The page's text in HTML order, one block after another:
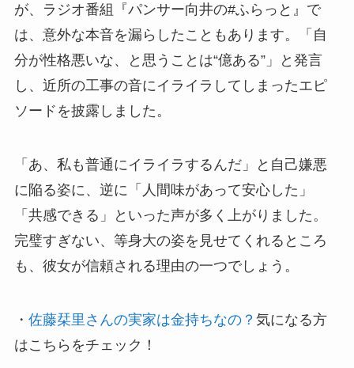
が、ラジオ番組『パンサー向井の#ふらっと』で
は、意外な本音を漏らしたこともあります。「自
分が性格悪いな、と思うことは“億ある”」と発言
し、近所の工事の音にイライラしてしまったエピ
ソードを披露しました。
「あ、私も普通にイライラするんだ」と自己嫌悪
に陥る姿に、逆に「人間味があって安心した」
「共感できる」といった声が多く上がりました。
完璧すぎない、等身大の姿を見せてくれるところ
も、彼女が信頼される理由の一つでしょう。
・ 佐藤栞里さんの実家は金持ちなの？ 気になる方
はこちらをチェック！